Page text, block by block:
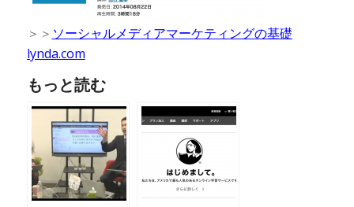
＞＞ ソーシャルメディアマーケティングの基礎
lynda.com
もっと読む